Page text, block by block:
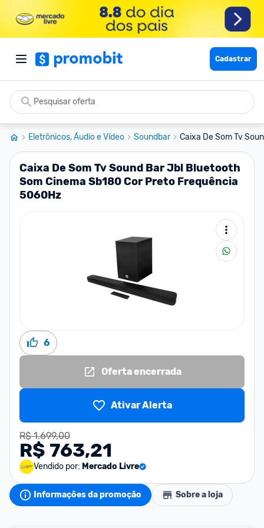
Cadastrar
Eletrônicos, Áudio e Vídeo Soundbar Caixa De Som Tv
Caixa De Som Tv Sound Bar Jbl Bluetooth
Som Cinema Sb180 Cor Preto Frequência
5060Hz
6
Oferta encerrada
Ativar Alerta
R$ 1.699,00
R$ 763,21
Vendido por: Mercado Livre
Informações da promoção Sobre a loja